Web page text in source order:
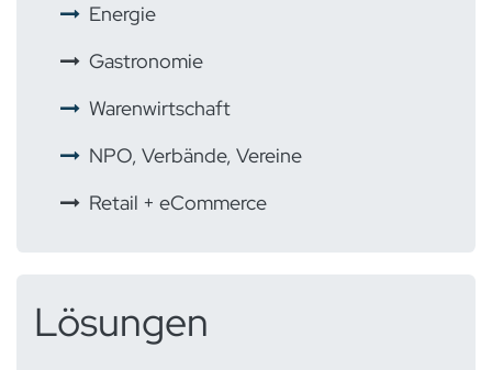
Energie
Gastronomie
Warenwirtschaft
NPO, Verbände, Vereine
Retail + eCommerce
Lösungen